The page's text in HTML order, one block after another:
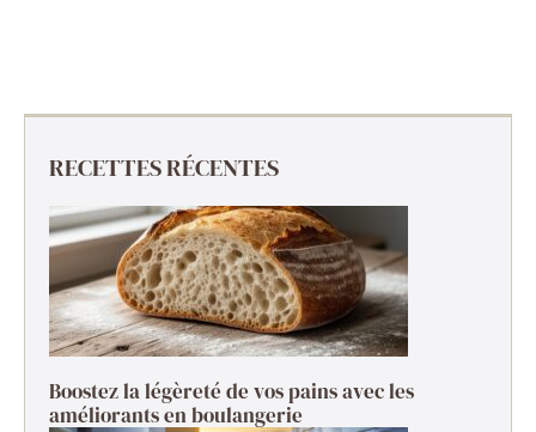
RECETTES RÉCENTES
Boostez la légèreté de vos pains avec les
améliorants en boulangerie